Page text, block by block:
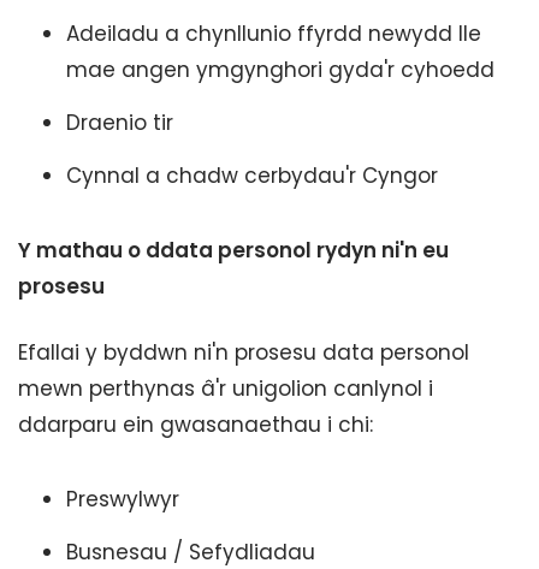
Adeiladu a chynllunio ffyrdd newydd lle
mae angen ymgynghori gyda'r cyhoedd
Draenio tir
Cynnal a chadw cerbydau'r Cyngor
Y mathau o ddata personol rydyn ni'n eu
prosesu
Efallai y byddwn ni'n prosesu data personol
mewn perthynas â'r unigolion canlynol i
ddarparu ein gwasanaethau i chi:
Preswylwyr
Busnesau / Sefydliadau